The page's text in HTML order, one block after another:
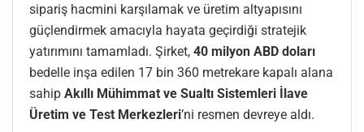
sipariş hacmini karşılamak ve üretim altyapısını
güçlendirmek amacıyla hayata geçirdiği stratejik
yatırımını tamamladı. Şirket, 40 milyon ABD doları
bedelle inşa edilen 17 bin 360 metrekare kapalı alana
sahip Akıllı Mühimmat ve Sualtı Sistemleri İlave
Üretim ve Test Merkezleri’ni resmen devreye aldı.